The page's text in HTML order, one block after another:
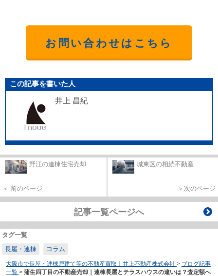
お問い合わせはこちら
この記事を書いた人
井上 昌紀
野江の連棟住宅売却...
＜ 前のページ
城東区の相続不動産...
＞次のページ
記事一覧ページへ
タグ一覧
長屋・連棟
コラム
大阪市で長屋・連棟戸建て等の不動産買取｜井上不動産株式会社 > ブログ記事
一覧 > 蒲生四丁目の不動産売却｜連棟長屋とテラスハウスの違いは？査定額へ